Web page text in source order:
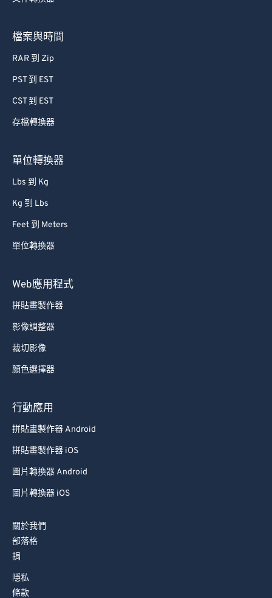
檔案與時間
RAR 到 Zip
PST 到 EST
CST 到 EST
存檔轉換器
單位轉換器
Lbs 到 Kg
Kg 到 Lbs
Feet 到 Meters
單位轉換器
Web應用程式
拼貼畫製作器
影像調整器
裁切影像
顏色選擇器
行動應用
拼貼畫製作器 Android
拼貼畫製作器 iOS
圖片轉換器 Android
圖片轉換器 iOS
關於我們
部落格
捐
隱私
條款